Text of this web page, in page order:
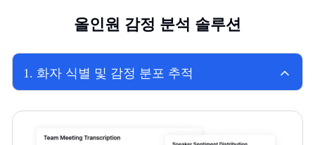
올인원 감정 분석 솔루션
1. 화자 식별 및 감정 분포 추적